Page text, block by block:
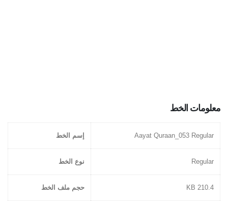
معلومات الخط
Aayat Quraan_053 Regular إسم الخط
Regular نوع الخط
210.4 KB حجم ملف الخط